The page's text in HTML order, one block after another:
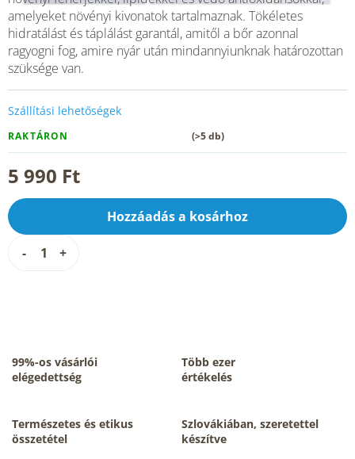
5 990 Ft
RAKTÁRON (>5 db)
Szállítási lehetőségek
Hozzáadás a kosárhoz
amelyeket növényi kivonatok tartalmaznak. Tökéletes
hidratálást és táplálást garantál, amitől a bőr azonnal
ragyogni fog, amire nyár után mindannyiunknak határozottan
szüksége van.
99%-os vásárlói
elégedettség
Több ezer
értékelés
Természetes és etikus
összetétel
Szlovákiában, szeretettel
készítve